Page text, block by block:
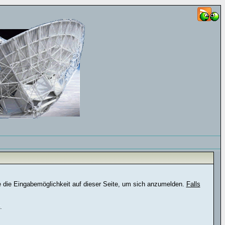
Eingabemöglichkeit auf dieser Seite, um sich anzumelden. Falls